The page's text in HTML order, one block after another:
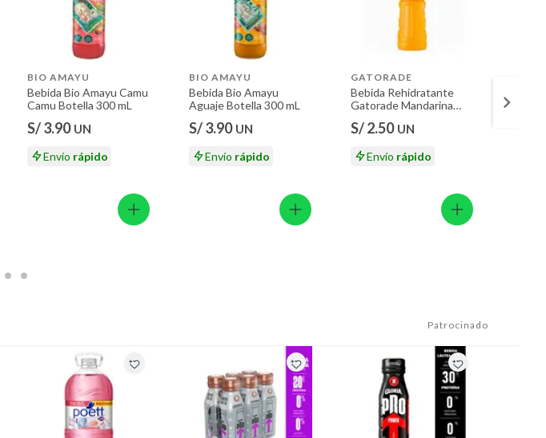
BIO AMAYU
Bebida Bio Amayu Camu
Camu Botella 300 mL
S/ 3.90 UN
Envío rápido
BIO AMAYU
Bebida Bio Amayu
Aguaje Botella 300 mL
S/ 3.90 UN
Envío rápido
GATORADE
Bebida Rehidratante
Gatorade Mandarina
S/ 2.50 UN
Envío rápido
Patrocinado